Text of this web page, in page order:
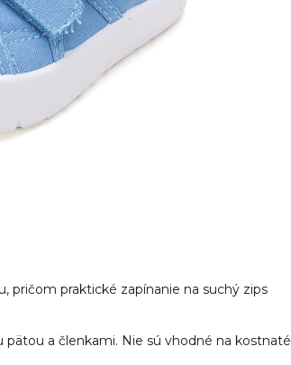
pričom praktické zapínanie na suchý zips
pätou a členkami. Nie sú vhodné na kostnaté